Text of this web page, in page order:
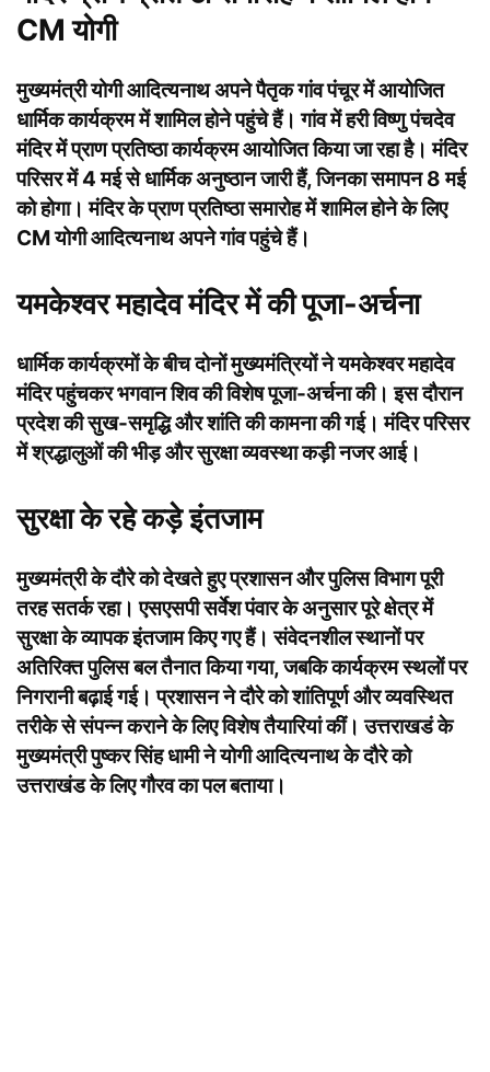
CM योगी
मुख्यमंत्री योगी आदित्यनाथ अपने पैतृक गांव पंचूर में आयोजित
धार्मिक कार्यक्रम में शामिल होने पहुंचे हैं। गांव में हरी विष्णु पंचदेव
मंदिर में प्राण प्रतिष्ठा कार्यक्रम आयोजित किया जा रहा है। मंदिर
परिसर में 4 मई से धार्मिक अनुष्ठान जारी हैं, जिनका समापन 8 मई
को होगा। मंदिर के प्राण प्रतिष्ठा समारोह में शामिल होने के लिए
CM योगी आदित्यनाथ अपने गांव पहुंचे हैं।
यमकेश्वर महादेव मंदिर में की पूजा-अर्चना
धार्मिक कार्यक्रमों के बीच दोनों मुख्यमंत्रियों ने यमकेश्वर महादेव
मंदिर पहुंचकर भगवान शिव की विशेष पूजा-अर्चना की। इस दौरान
प्रदेश की सुख-समृद्धि और शांति की कामना की गई। मंदिर परिसर
में श्रद्धालुओं की भीड़ और सुरक्षा व्यवस्था कड़ी नजर आई।
सुरक्षा के रहे कड़े इंतजाम
मुख्यमंत्री के दौरे को देखते हुए प्रशासन और पुलिस विभाग पूरी
तरह सतर्क रहा। एसएसपी सर्वेश पंवार के अनुसार पूरे क्षेत्र में
सुरक्षा के व्यापक इंतजाम किए गए हैं। संवेदनशील स्थानों पर
अतिरिक्त पुलिस बल तैनात किया गया, जबकि कार्यक्रम स्थलों पर
निगरानी बढ़ाई गई। प्रशासन ने दौरे को शांतिपूर्ण और व्यवस्थित
तरीके से संपन्न कराने के लिए विशेष तैयारियां कीं। उत्तराखडं के
मुख्यमंत्री पुष्कर सिंह धामी ने योगी आदित्यनाथ के दौरे को
उत्तराखंड के लिए गौरव का पल बताया।